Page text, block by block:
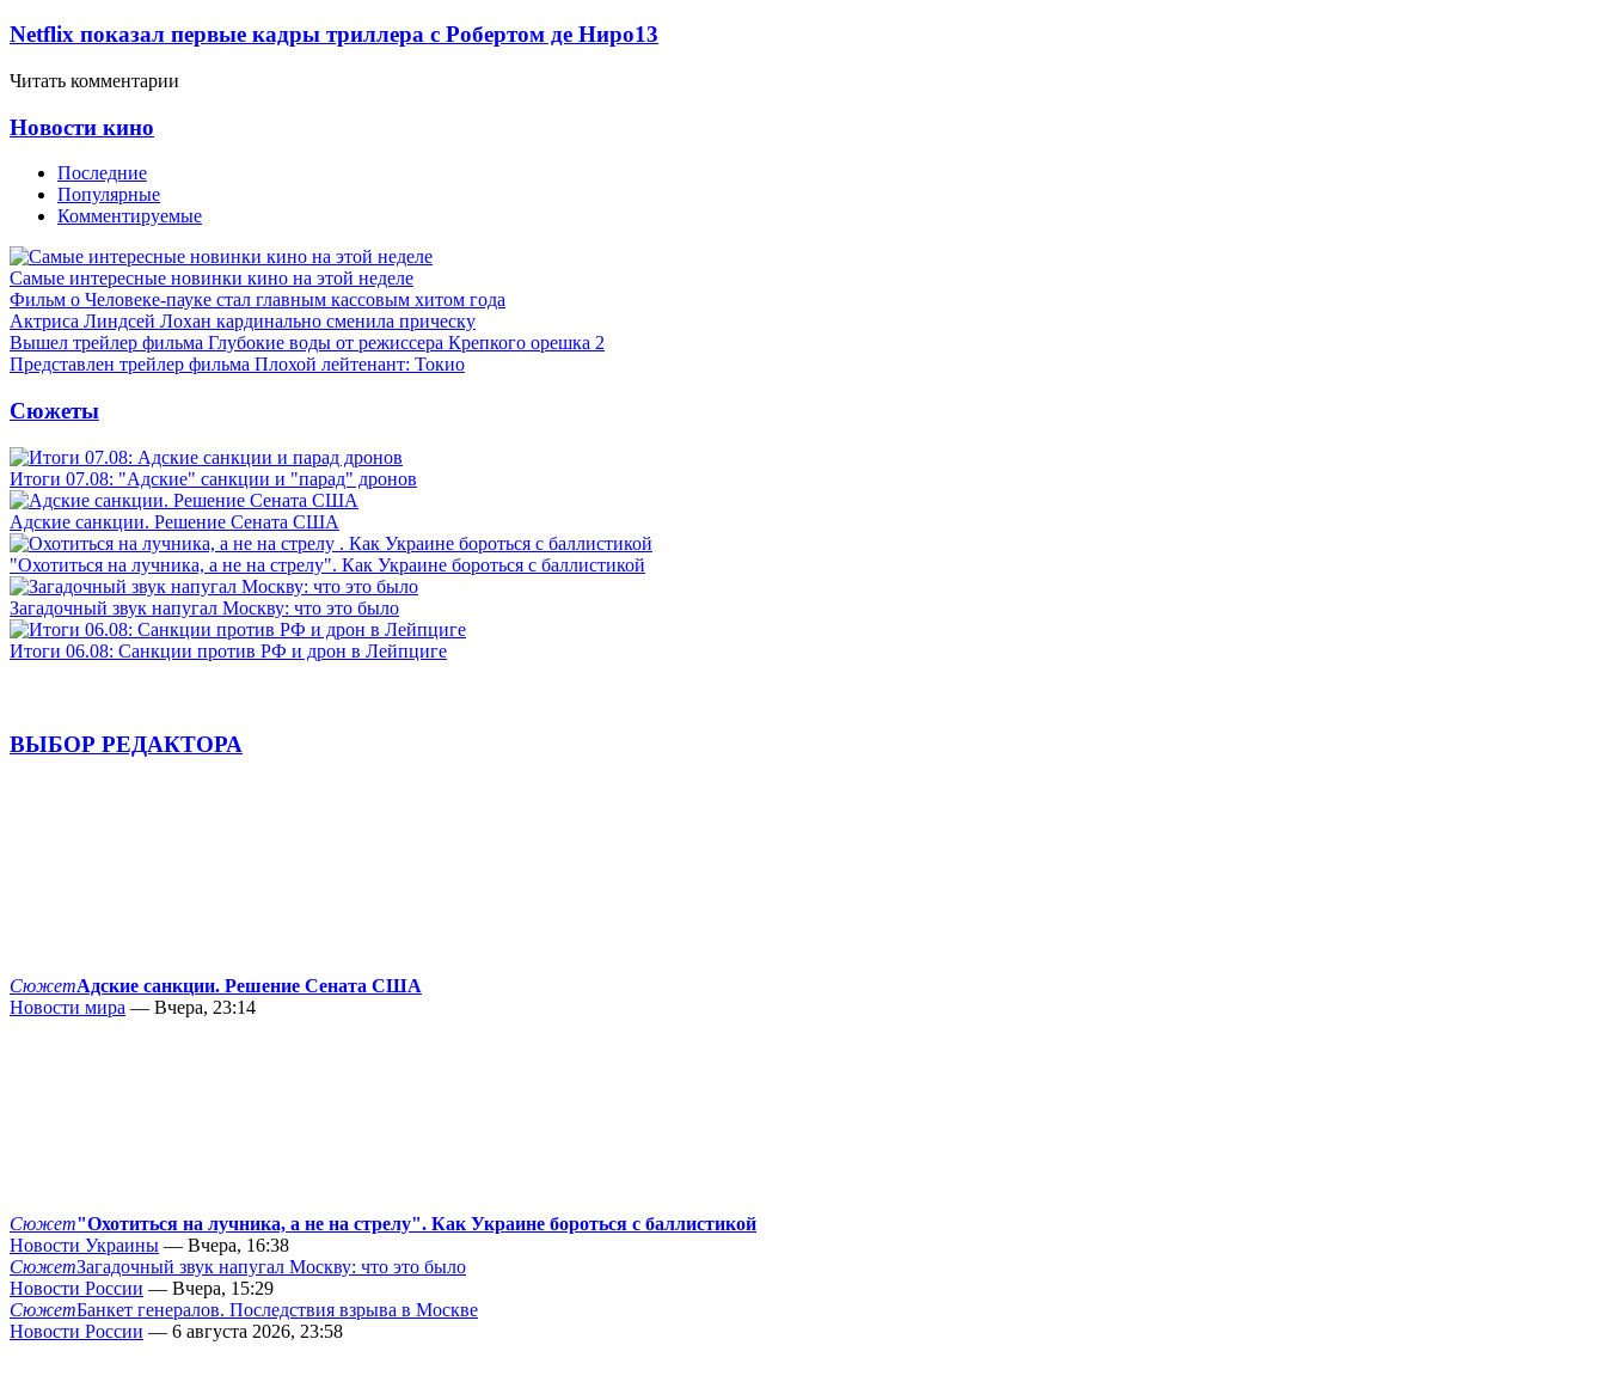
Netflix показал первые кадры триллера с Робертом де Ниро13
Читать комментарии
Новости кино
Последние
Популярные
Комментируемые
Самые интересные новинки кино на этой неделе
Фильм о Человеке-пауке стал главным кассовым хитом года
Актриса Линдсей Лохан кардинально сменила прическу
Вышел трейлер фильма Глубокие воды от режиссера Крепкого орешка 2
Представлен трейлер фильма Плохой лейтенант: Токио
Сюжеты
Итоги 07.08: "Адские" санкции и "парад" дронов
Адские санкции. Решение Сената США
"Охотиться на лучника, а не на стрелу". Как Украине бороться с баллистикой
Загадочный звук напугал Москву: что это было
Итоги 06.08: Санкции против РФ и дрон в Лейпциге
ВЫБОР РЕДАКТОРА
СюжетАдские санкции. Решение Сената США
Новости мира — Вчера, 23:14
Сюжет"Охотиться на лучника, а не на стрелу". Как Украине бороться с баллистикой
Новости Украины — Вчера, 16:38
СюжетЗагадочный звук напугал Москву: что это было
Новости России — Вчера, 15:29
СюжетБанкет генералов. Последствия взрыва в Москве
Новости России — 6 августа 2026, 23:58